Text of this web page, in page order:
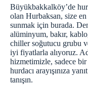
Büyükbakkalköy’de
olan Hurbaksan, size
sunmak için burada.
alüminyum, bakır,
chiller soğutucu grubu
iyi fiyatlarla alıyoruz.
hizmetimizle, sadece bir
hurdacı arayışınıza
tanışın.